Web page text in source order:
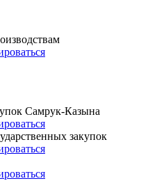
Самрук-Казына
закупок